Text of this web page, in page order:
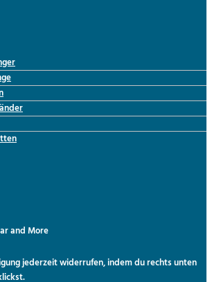
and More
jederzeit widerrufen, indem du rechts unten